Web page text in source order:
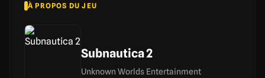
À PROPOS DU JEU
Subnautica 2
Unknown Worlds Entertainment